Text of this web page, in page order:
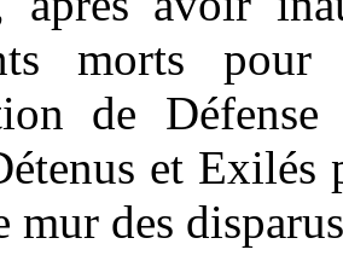
morts
de
et Exilés
mur des